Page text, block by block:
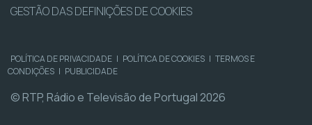
GESTÃO DAS DEFINIÇÕES DE COOKIES
POLÍTICA DE PRIVACIDADE | POLÍTICA DE COOKIES | TERMOS E
CONDIÇÕES | PUBLICIDADE
© RTP, Rádio e Televisão de Portugal 2026